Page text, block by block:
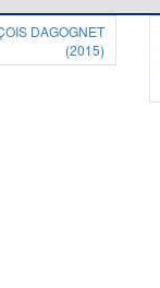
DAGOGNET
(2015)